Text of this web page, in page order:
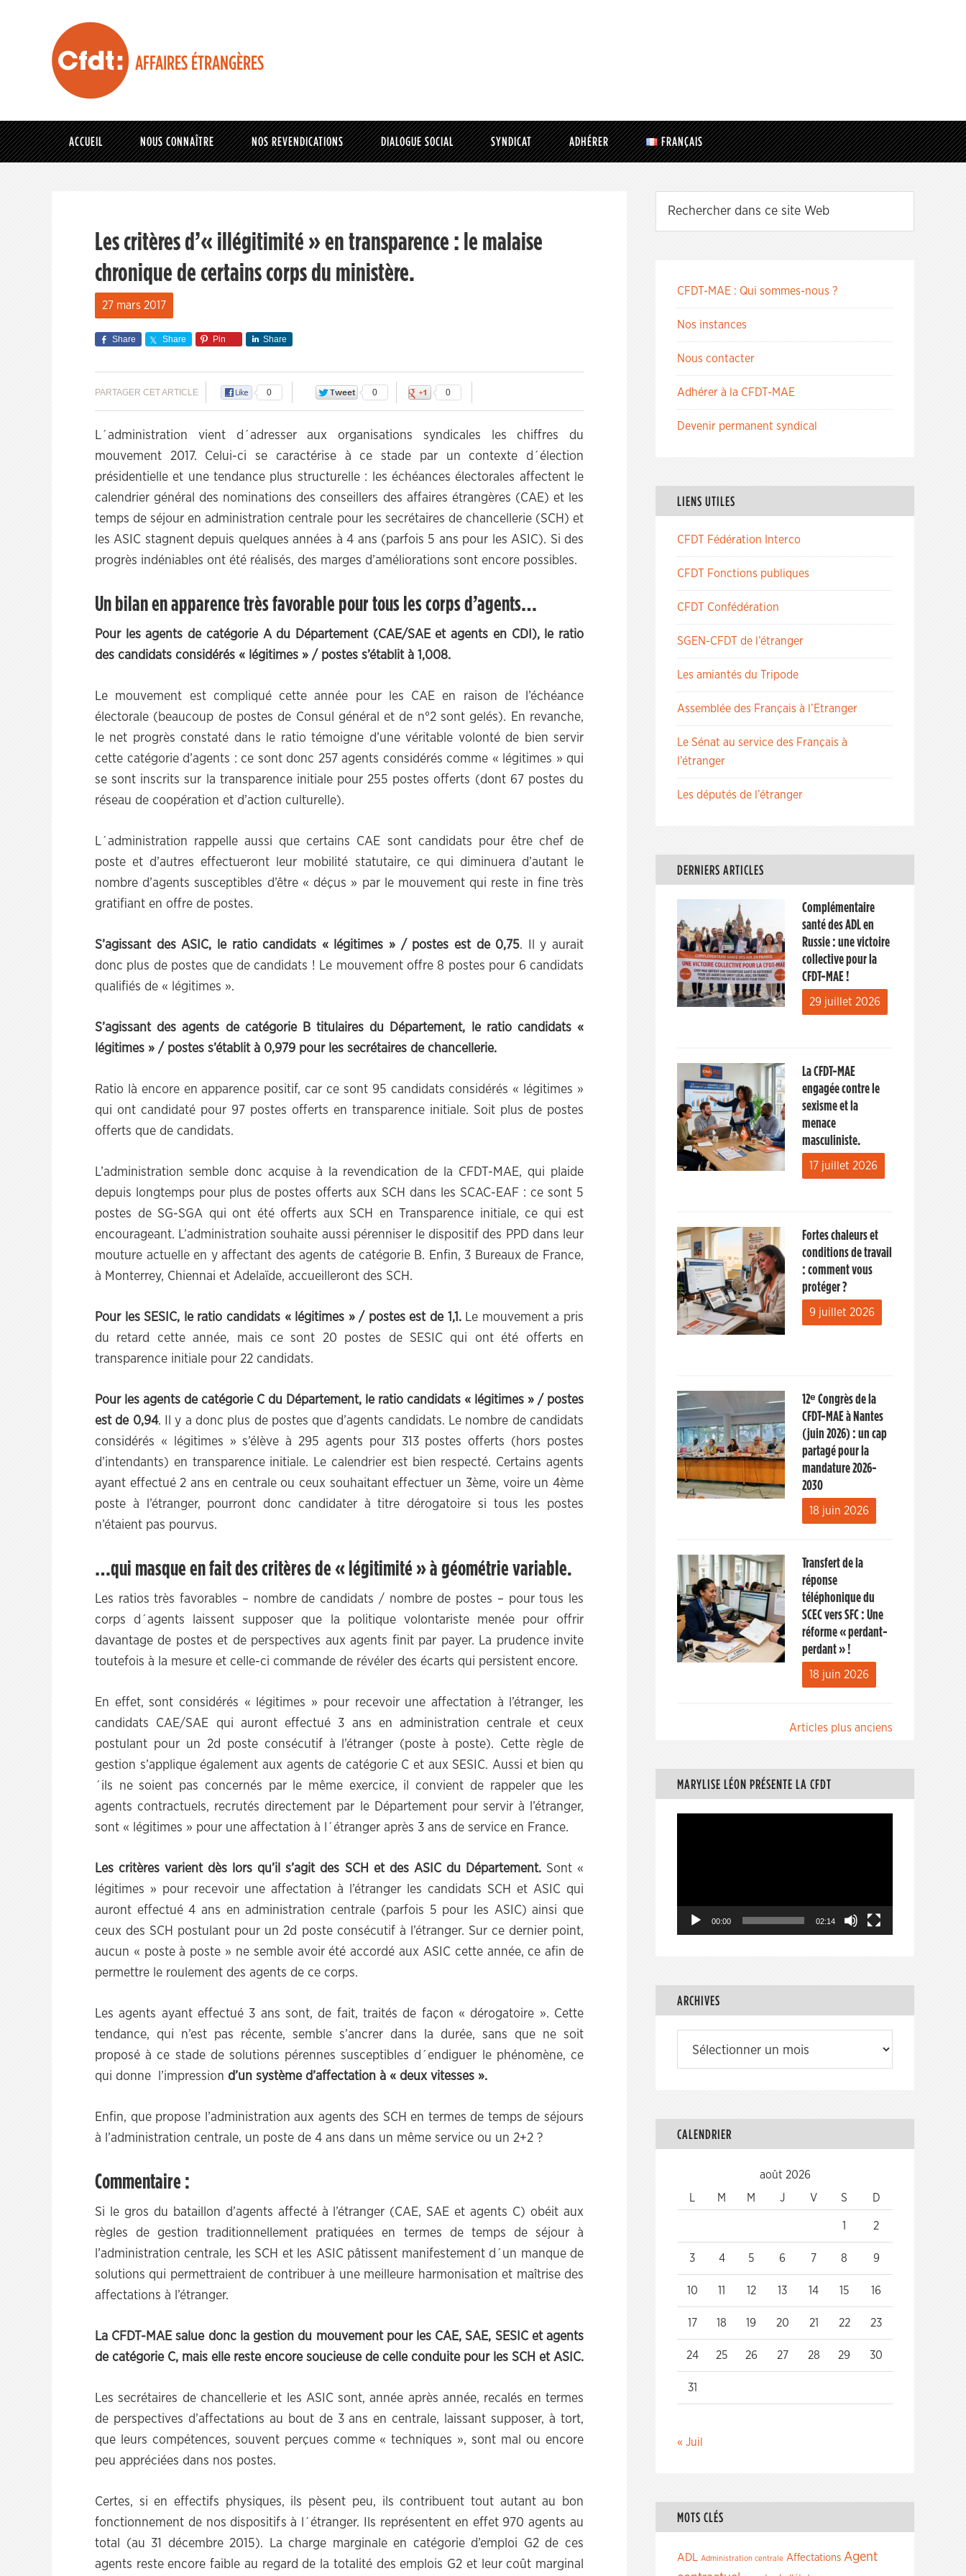
AFFAIRES ÉTRANGÈRES
ACCUEIL NOUS CONNAÎTRE NOS REVENDICATIONS DIALOGUE SOCIAL SYNDICAT ADHÉRER FRANÇAIS
Les critères d’« illégitimité » en transparence : le malaise
chronique de certains corps du ministère.
27 mars 2017
Share Share Pin Share
PARTAGER CET ARTICLE 0 0 0
L´administration vient d´adresser aux organisations syndicales les chiffres du
mouvement 2017. Celui-ci se caractérise à ce stade par un contexte d´élection
présidentielle et une tendance plus structurelle : les échéances électorales affectent le
calendrier général des nominations des conseillers des affaires étrangères (CAE) et les
temps de séjour en administration centrale pour les secrétaires de chancellerie (SCH) et
les ASIC stagnent depuis quelques années à 4 ans (parfois 5 ans pour les ASIC). Si des
progrès indéniables ont été réalisés, des marges d’améliorations sont encore possibles.
Un bilan en apparence très favorable pour tous les corps d’agents…
Pour les agents de catégorie A du Département (CAE/SAE et agents en CDI), le ratio
des candidats considérés « légitimes » / postes s’établit à 1,008.
Le mouvement est compliqué cette année pour les CAE en raison de l’échéance
électorale (beaucoup de postes de Consul général et de n°2 sont gelés). En revanche,
le net progrès constaté dans le ratio témoigne d’une véritable volonté de bien servir
cette catégorie d’agents : ce sont donc 257 agents considérés comme « légitimes » qui
se sont inscrits sur la transparence initiale pour 255 postes offerts (dont 67 postes du
réseau de coopération et d’action culturelle).
L´administration rappelle aussi que certains CAE sont candidats pour être chef de
poste et d’autres effectueront leur mobilité statutaire, ce qui diminuera d’autant le
nombre d’agents susceptibles d’être « déçus » par le mouvement qui reste in fine très
gratifiant en offre de postes.
S’agissant des ASIC, le ratio candidats « légitimes » / postes est de 0,75. Il y aurait
donc plus de postes que de candidats ! Le mouvement offre 8 postes pour 6 candidats
qualifiés de « légitimes ».
S’agissant des agents de catégorie B titulaires du Département, le ratio candidats «
légitimes » / postes s’établit à 0,979 pour les secrétaires de chancellerie.
Ratio là encore en apparence positif, car ce sont 95 candidats considérés « légitimes »
qui ont candidaté pour 97 postes offerts en transparence initiale. Soit plus de postes
offerts que de candidats.
L’administration semble donc acquise à la revendication de la CFDT-MAE, qui plaide
depuis longtemps pour plus de postes offerts aux SCH dans les SCAC-EAF : ce sont 5
postes de SG-SGA qui ont été offerts aux SCH en Transparence initiale, ce qui est
encourageant. L’administration souhaite aussi pérenniser le dispositif des PPD dans leur
mouture actuelle en y affectant des agents de catégorie B. Enfin, 3 Bureaux de France,
à Monterrey, Chiennai et Adelaïde, accueilleront des SCH.
Pour les SESIC, le ratio candidats « légitimes » / postes est de 1,1. Le mouvement a pris
du retard cette année, mais ce sont 20 postes de SESIC qui ont été offerts en
transparence initiale pour 22 candidats.
Pour les agents de catégorie C du Département, le ratio candidats « légitimes » / postes
est de 0,94. Il y a donc plus de postes que d’agents candidats. Le nombre de candidats
considérés « légitimes » s’élève à 295 agents pour 313 postes offerts (hors postes
d’intendants) en transparence initiale. Le calendrier est bien respecté. Certains agents
ayant effectué 2 ans en centrale ou ceux souhaitant effectuer un 3ème, voire un 4ème
poste à l’étranger, pourront donc candidater à titre dérogatoire si tous les postes
n’étaient pas pourvus.
…qui masque en fait des critères de « légitimité » à géométrie variable.
Les ratios très favorables – nombre de candidats / nombre de postes – pour tous les
corps d´agents laissent supposer que la politique volontariste menée pour offrir
davantage de postes et de perspectives aux agents finit par payer. La prudence invite
toutefois à la mesure et celle-ci commande de révéler des écarts qui persistent encore.
En effet, sont considérés « légitimes » pour recevoir une affectation à l’étranger, les
candidats CAE/SAE qui auront effectué 3 ans en administration centrale et ceux
postulant pour un 2d poste consécutif à l’étranger (poste à poste). Cette règle de
gestion s’applique également aux agents de catégorie C et aux SESIC. Aussi et bien qu
´ils ne soient pas concernés par le même exercice, il convient de rappeler que les
agents contractuels, recrutés directement par le Département pour servir à l’étranger,
sont « légitimes » pour une affectation à l´étranger après 3 ans de service en France.
Les critères varient dès lors qu’il s’agit des SCH et des ASIC du Département.Sont «
légitimes » pour recevoir une affectation à l’étranger les candidats SCH et ASIC qui
auront effectué 4 ans en administration centrale (parfois 5 pour les ASIC) ainsi que
ceux des SCH postulant pour un 2d poste consécutif à l’étranger. Sur ce dernier point,
aucun « poste à poste » ne semble avoir été accordé aux ASIC cette année, ce afin de
permettre le roulement des agents de ce corps.
Les agents ayant effectué 3 ans sont, de fait, traités de façon « dérogatoire ». Cette
tendance, qui n’est pas récente, semble s’ancrer dans la durée, sans que ne soit
proposé à ce stade de solutions pérennes susceptibles d´endiguer le phénomène, ce
qui donne l’impression d’un système d’affectation à « deux vitesses ».
Enfin, que propose l’administration aux agents des SCH en termes de temps de séjours
à l’administration centrale, un poste de 4 ans dans un même service ou un 2+2 ?
Commentaire :
Si le gros du bataillon d’agents affecté à l’étranger (CAE, SAE et agents C) obéit aux
règles de gestion traditionnellement pratiquées en termes de temps de séjour à
l’administration centrale, les SCH et les ASIC pâtissent manifestement d´un manque de
solutions qui permettraient de contribuer à une meilleure harmonisation et maîtrise des
affectations à l’étranger.
La CFDT-MAE salue donc la gestion du mouvement pour les CAE, SAE, SESIC et agents
de catégorie C, mais elle reste encore soucieuse de celle conduite pour les SCH et ASIC.
Les secrétaires de chancellerie et les ASIC sont, année après année, recalés en termes
de perspectives d’affectations au bout de 3 ans en centrale, laissant supposer, à tort,
que leurs compétences, souvent perçues comme « techniques », sont mal ou encore
peu appréciées dans nos postes.
Certes, si en effectifs physiques, ils pèsent peu, ils contribuent tout autant au bon
fonctionnement de nos dispositifs à l´étranger. Ils représentent en effet 970 agents au
total (au 31 décembre 2015). La charge marginale en catégorie d’emploi G2 de ces
agents reste encore faible au regard de la totalité des emplois G2 et leur coût marginal
CFDT-MAE : Qui sommes-nous ?
Nos instances
Nous contacter
Adhérer à la CFDT-MAE
Devenir permanent syndical
LIENS UTILES
CFDT Fédération Interco
CFDT Fonctions publiques
CFDT Confédération
SGEN-CFDT de l’étranger
Les amiantés du Tripode
Assemblée des Français à l’Etranger
Le Sénat au service des Français à
l’étranger
Les députés de l’étranger
DERNIERS ARTICLES
Complémentaire
santé des ADL en
Russie : une victoire
collective pour la
CFDT-MAE !
29 juillet 2026
La CFDT-MAE
engagée contre le
sexisme et la
menace
masculiniste.
17 juillet 2026
Fortes chaleurs et
conditions de travail
: comment vous
protéger ?
9 juillet 2026
12ᵉ Congrès de la
CFDT-MAE à Nantes
(juin 2026) : un cap
partagé pour la
mandature 2026-
2030
18 juin 2026
Transfert de la
réponse
téléphonique du
SCEC vers SFC : Une
réforme « perdant-
perdant » !
18 juin 2026
articles
Articles plus anciens
MARYLISE LÉON PRÉSENTE LA CFDT
00:00 02:14
ARCHIVES
CALENDRIER
août 2026
M M J V S D
1 2
3 4 5 6 7 8 9
10 11 12 13 14 15 16
17 18 19 20 21 22 23
24 25 26 27 28 29 30
31
« Juil
MOTS CLÉS
ADL Administration centrale Affectations Agent